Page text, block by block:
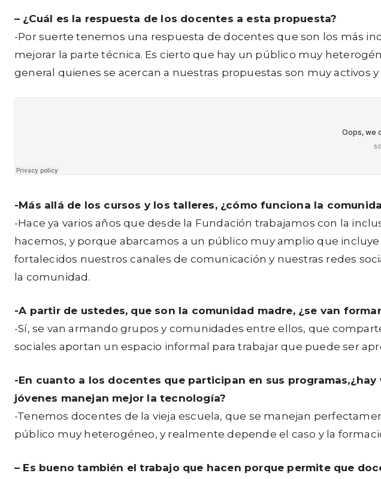
– ¿Cuál es la respuesta de los docentes a esta propuesta?
-Por suerte tenemos una respuesta de docentes que son los más
mejorar la parte técnica. Es cierto que hay un público muy
general quienes se acercan a nuestras propuestas son muy activos
-Más allá de los cursos y los talleres, ¿cómo funciona la
-Hace ya varios años que desde la Fundación trabajamos con la
hacemos, y porque abarcamos a un público muy amplio que
fortalecidos nuestros canales de comunicación y nuestras redes
la comunidad.
-A partir de ustedes, que son la comunidad madre, ¿se van
-Sí, se van armando grupos y comunidades entre ellos, que
sociales aportan un espacio informal para trabajar que puede ser
-En cuanto a los docentes que participan en sus programas,¿hay
jóvenes manejan mejor la tecnología?
-Tenemos docentes de la vieja escuela, que se manejan
público muy heterogéneo, y realmente depende el caso y la
– Es bueno también el trabajo que hacen porque permite que